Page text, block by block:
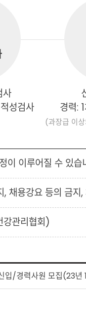
사
성검사
경력:
(과장급 이
이 이루어질 수 있
채용강요 등의 금
강관리협회)
입/경력사원 모집(23년